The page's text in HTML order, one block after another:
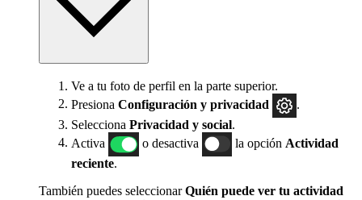
Ve a tu foto de perfil en la parte superior.
Presiona Configuración y privacidad
Selecciona Privacidad y social.
Activa
o desactiva la opción Actividad
reciente.
También puedes seleccionarQuién puede ver tu actividad